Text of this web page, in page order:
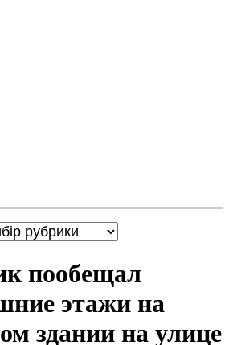
пообещал
этажи на
здании на улице